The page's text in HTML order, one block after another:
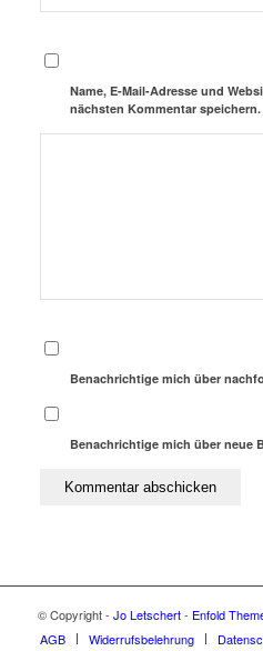
Name, E-Mail-Adresse und
nächsten Kommentar speichern.
Benachrichtige mich über
Benachrichtige mich über neue
© Copyright - Jo Letschert- Enfold
AGB
Widerrufsbelehrung